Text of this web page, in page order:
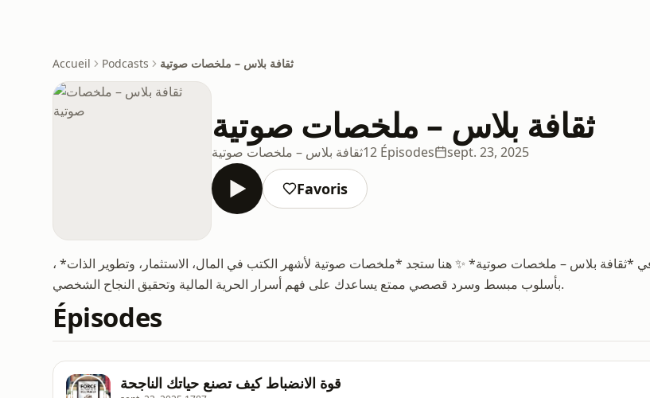
Accueil Podcasts ثقافة بلاس – ملخصات صوتية
ثقافة بلاس – ملخصات صوتية
ثقافة بلاس – ملخصات صوتية12 Épisodes sept. 23, 2025
Favoris
*ثقافة بلاس – ملخصات صوتية* ✨ هنا ستجد *ملخصات صوتية لأشهر الكتب في المال، الاستثمار، وتطوير الذات* ،
بأسلوب مبسط وسرد قصصي ممتع يساعدك على فهم أسرار الحرية المالية وتحقيق النجاح الشخصي.
Épisodes
قوة الانضباط كيف تصنع حياتك الناجحة